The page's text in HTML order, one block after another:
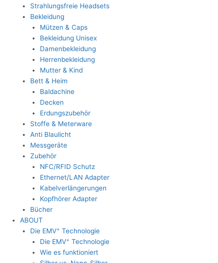
Strahlungsfreie Headsets
Bekleidung
Mützen & Caps
Bekleidung Unisex
Damenbekleidung
Herrenbekleidung
Mutter & Kind
Bett & Heim
Baldachine
Decken
Erdungszubehör
Stoffe & Meterware
Anti Blaulicht
Messgeräte
Zubehör
NFC/RFID Schutz
Ethernet/LAN Adapter
Kabelverlängerungen
Kopfhörer Adapter
Bücher
ABOUT
Die EMV+ Technologie
Die EMV+ Technologie
Wie es funktioniert